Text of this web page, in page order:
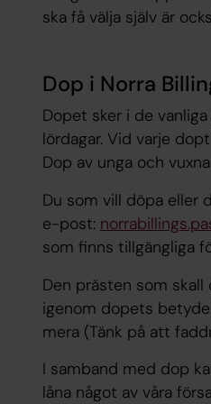
ska få välja själv är
Dop i Norra
Dopet sker i de
lördagar. Vid varje
Dop av unga och
Du som vill döpa eller
e-post:
som finns tillgängliga
Den prästen som
igenom dopets
mera (Tänk på att
I samband med dop
låna något av våra